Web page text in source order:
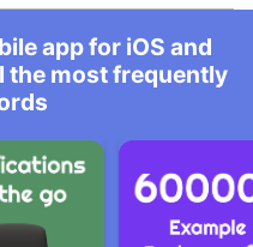
app for iOS and
the most frequently